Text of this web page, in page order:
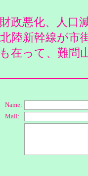
政悪化、人口
陸新幹線が市
在って、難問
Name:
Mail: